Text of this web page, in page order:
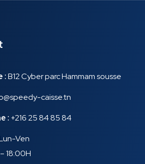
:B12 Cyber parc Hammam sousse
caisse.tn
: +216 25 84 85 84
Ven
18:00H